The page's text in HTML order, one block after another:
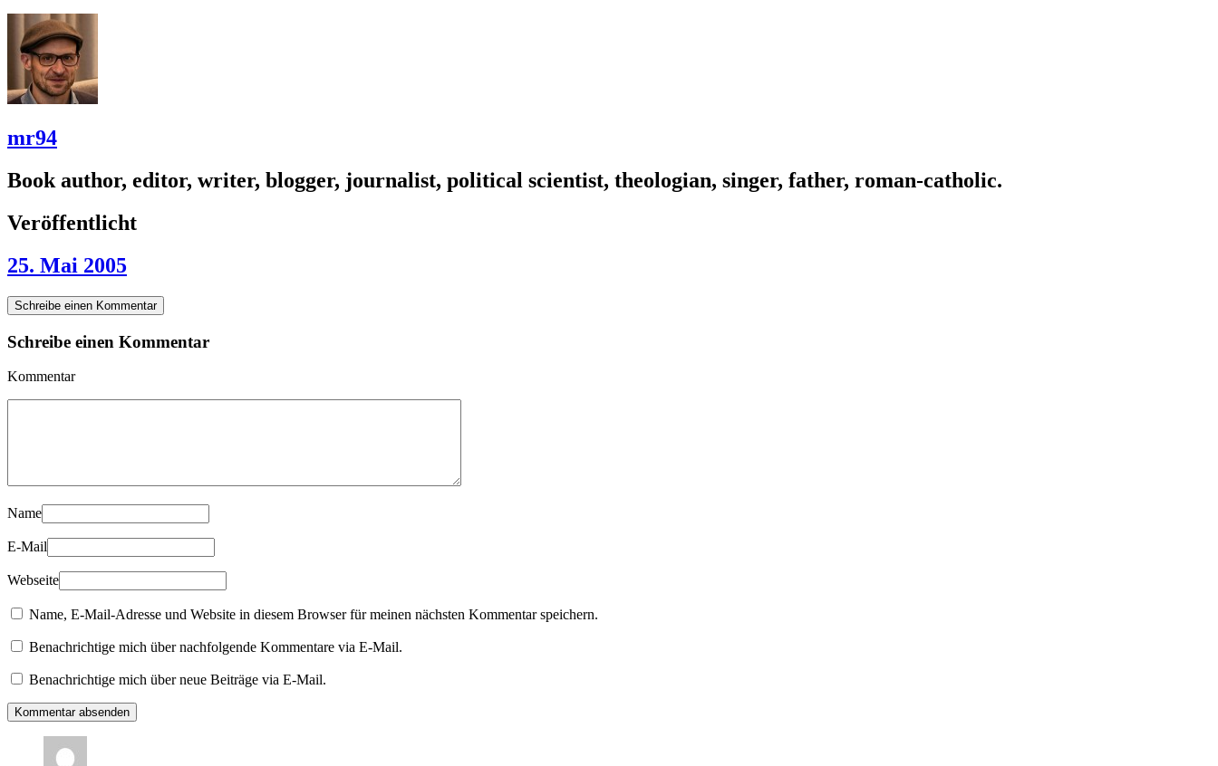
mr94
Book author, editor, writer, blogger, journalist, political scientist, theologian, singer, father, roman-catholic.
Veröffentlicht
25. Mai 2005
Schreibe einen Kommentar
Schreibe einen Kommentar
Kommentar
Name
E-Mail
Webseite
Name, E-Mail-Adresse und Website in diesem Browser für meinen nächsten Kommentar speichern.
Benachrichtige mich über nachfolgende Kommentare via E-Mail.
Benachrichtige mich über neue Beiträge via E-Mail.